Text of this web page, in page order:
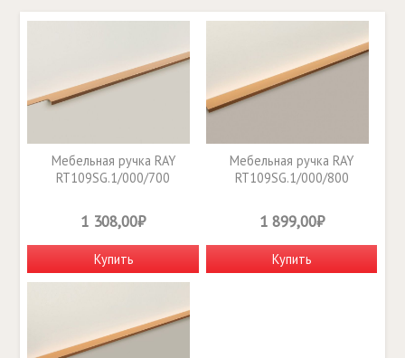
Мебельная ручка RAY
RT109SG.1/000/700
1 308,00₽
Купить
Мебельная ручка RAY
RT109SG.1/000/800
1 899,00₽
Купить